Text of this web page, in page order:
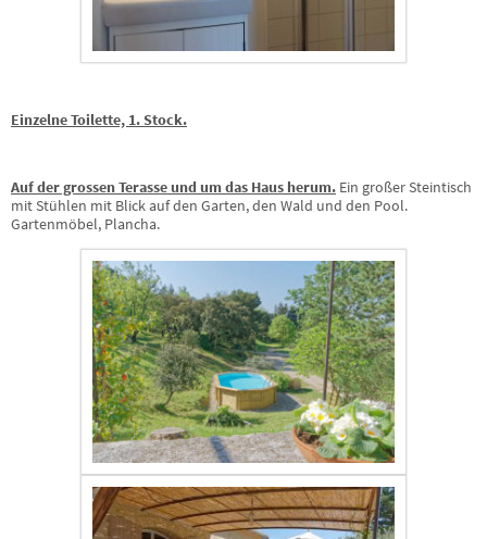
Einzelne Toilette, 1. Stock.
Auf der grossen Terasse und um das Haus herum. Ein großer Steintisch
mit Stühlen mit Blick auf den Garten, den Wald und den Pool.
Gartenmöbel, Plancha.